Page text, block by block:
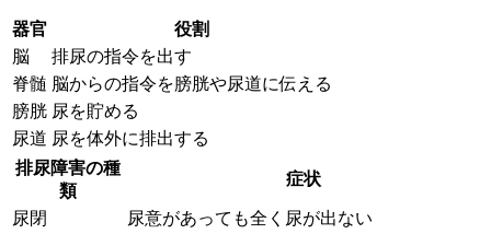
器官
役割
脳
排尿の指令を出す
脊髄 脳からの指令を膀胱や尿道に伝える
膀胱 尿を貯める
尿道 尿を体外に排出する
排尿障害の種
類
症状
尿閉 尿意があっても全く尿が出ない